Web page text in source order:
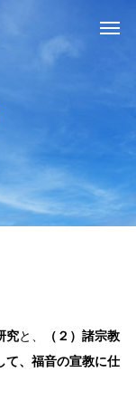
究と、
（２）諸宗教
て、福音の宣教に仕